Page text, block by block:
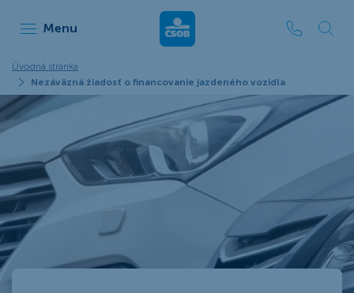
Menu ČSOB Leasing
Úvodná stránka
Nezáväzná žiadosť o financovanie jazdeného vozidla